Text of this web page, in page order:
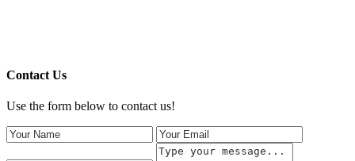
Contact Us
Use the form below to contact us!